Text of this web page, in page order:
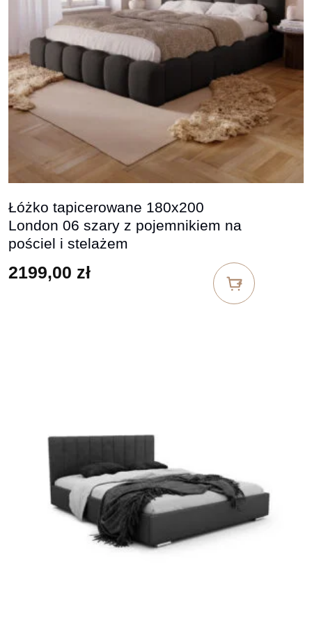
Łóżko tapicerowane 180x200
London 06 szary z pojemnikiem na
pościel i stelażem
2199,00 zł